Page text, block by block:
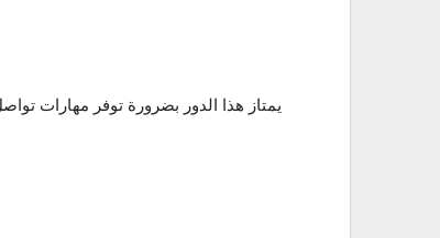
يمتاز هذا الدور بضرورة توفر مهارات